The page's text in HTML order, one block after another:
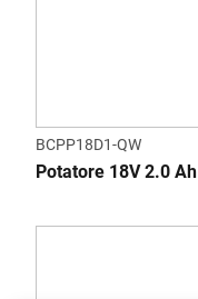
BCPP18D1-QW
Potatore 18V 2.0 Ah